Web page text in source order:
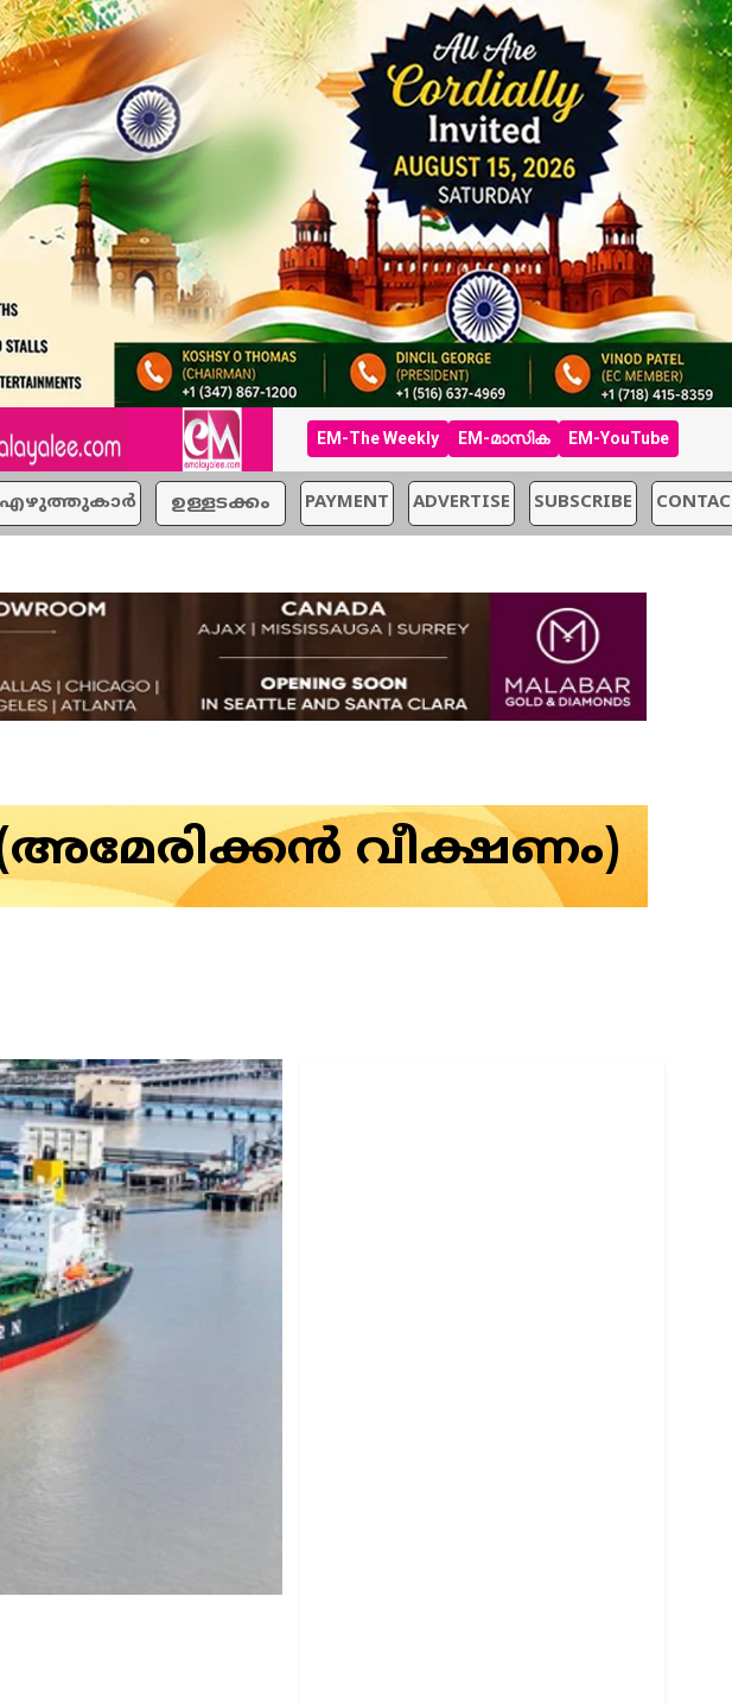
EM-The Weekly EM-മാസിക EM-YouTube
എഴുത്തുകാര്‍ ഉള്ളടക്കം PAYMENT ADVERTISE SUBSCRIBE
(അമേരിക്കൻ വീക്ഷണം)